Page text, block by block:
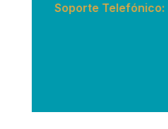
Soporte Telefónico: